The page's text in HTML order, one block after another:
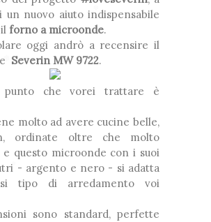
un nuovo aiuto indispensabile
forno a microonde.
oggi andrò a recensire il
Severin MW 9722.
che vorei trattare è
molto ad avere cucine belle,
ordinate oltre che molto
e questo microonde con i suoi
- argento e nero - si adatta
tipo di arredamento voi
sono standard, perfette
❅
❆
❆
*